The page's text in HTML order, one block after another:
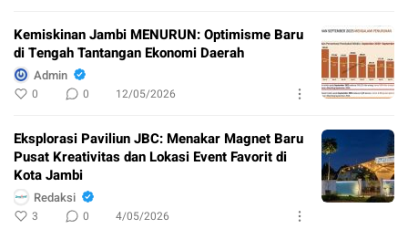
Kemiskinan Jambi MENURUN: Optimisme Baru
di Tengah Tantangan Ekonomi Daerah
Admin
0 0 12/05/2026
Eksplorasi Paviliun JBC: Menakar Magnet Baru
Pusat Kreativitas dan Lokasi Event Favorit di
Kota Jambi
Redaksi
3 0 4/05/2026